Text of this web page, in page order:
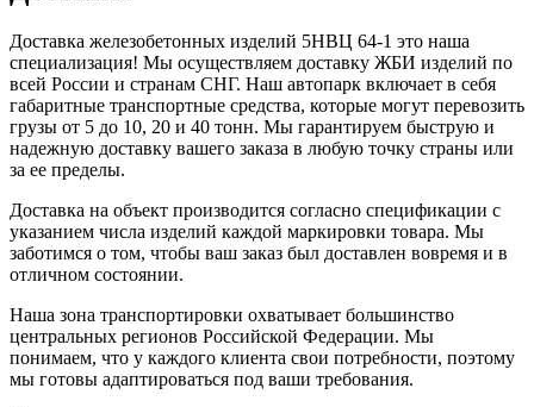
Доставка железобетонных изделий 5НВЦ 64-1 это наша
специализация! Мы осуществляем доставку ЖБИ изделий по
всей России и странам СНГ. Наш автопарк включает в себя
габаритные транспортные средства, которые могут перевозить
грузы от 5 до 10, 20 и 40 тонн. Мы гарантируем быструю и
надежную доставку вашего заказа в любую точку страны или
за ее пределы.
Доставка на объект производится согласно спецификации с
указанием числа изделий каждой маркировки товара. Мы
заботимся о том, чтобы ваш заказ был доставлен вовремя и в
отличном состоянии.
Наша зона транспортировки охватывает большинство
центральных регионов Российской Федерации. Мы
понимаем, что у каждого клиента свои потребности, поэтому
мы готовы адаптироваться под ваши требования.